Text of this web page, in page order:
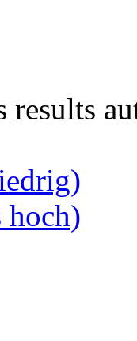
results
hoch)